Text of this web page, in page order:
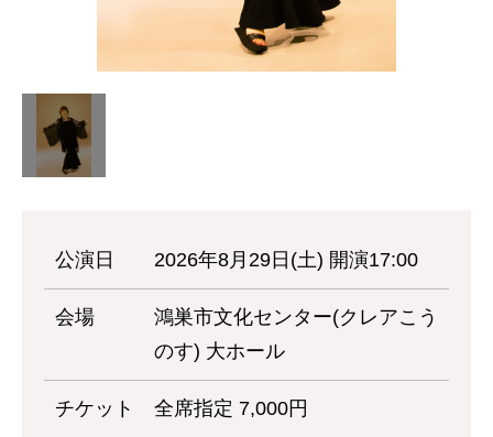
公演日 2026年8月29日(土) 開演17:00
会場
鴻巣市文化センター(クレアこう
のす) 大ホール
チケット 全席指定 7,000円